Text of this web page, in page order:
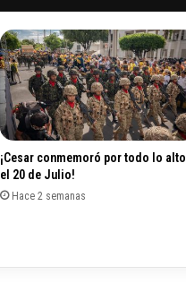
¡Cesar conmemoró por todo lo alto
el 20 de Julio!
Hace 2 semanas